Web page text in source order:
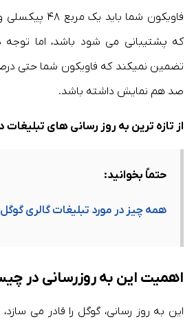
فاویکون شما
که پشتیبانی می شود باشد، اما
تضمین نمیکند که فاویکون شما حتی
صد هم نمایش داشته باشد.
از تازه ترین به روز رسانی های
حتماً بخوانید:
همه چیز در مورد تبلیغات گالری گوگل Gallery Ads
اهمیت این به روزرسانی در
این به روز رسانی، گوگل را قادر می